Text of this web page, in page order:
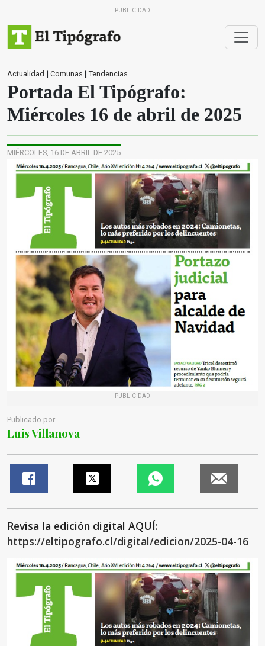
PUBLICIDAD
Actualidad | Comunas | Tendencias
Portada El Tipógrafo:
Miércoles 16 de abril de 2025
MIÉRCOLES, 16 DE ABRIL DE 2025
PUBLICIDAD
Publicado por
Luis Villanova
Revisa la edición digital AQUÍ:
https://eltipografo.cl/digital/edicion/2025-04-16